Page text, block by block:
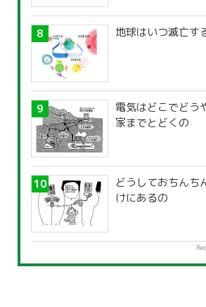
地球はいつ滅亡す
電気はどこでどう
家までとどくの
どうしておちんち
けにあるの